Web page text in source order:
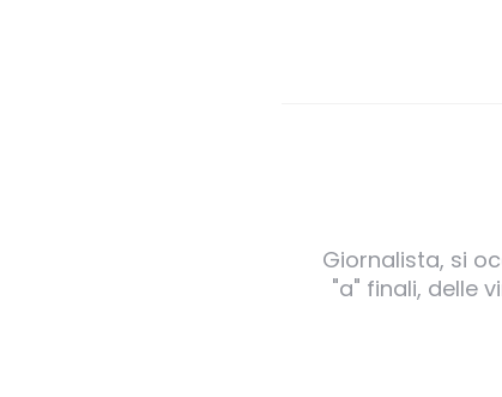
Giornalista, si
"a" finali, delle